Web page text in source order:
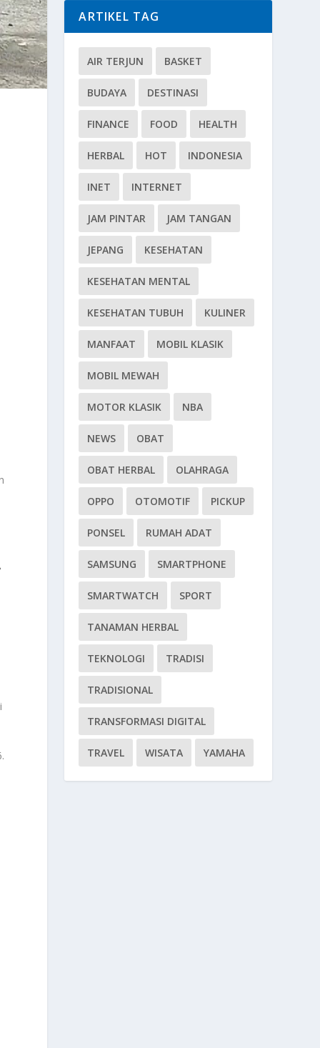
ARTIKEL TAG
AIR TERJUN BASKET
BUDAYA DESTINASI
FINANCE FOOD HEALTH
HERBAL HOT INDONESIA
INET INTERNET
JAM PINTAR JAM TANGAN
JEPANG KESEHATAN
KESEHATAN MENTAL
KESEHATAN TUBUH KULINER
MANFAAT MOBIL KLASIK
MOBIL MEWAH
MOTOR KLASIK NBA
NEWS OBAT
OBAT HERBAL OLAHRAGA
OPPO OTOMOTIF PICKUP
PONSEL RUMAH ADAT
SAMSUNG SMARTPHONE
SMARTWATCH SPORT
TANAMAN HERBAL
TEKNOLOGI TRADISI
TRADISIONAL
TRANSFORMASI DIGITAL
TRAVEL WISATA YAMAHA